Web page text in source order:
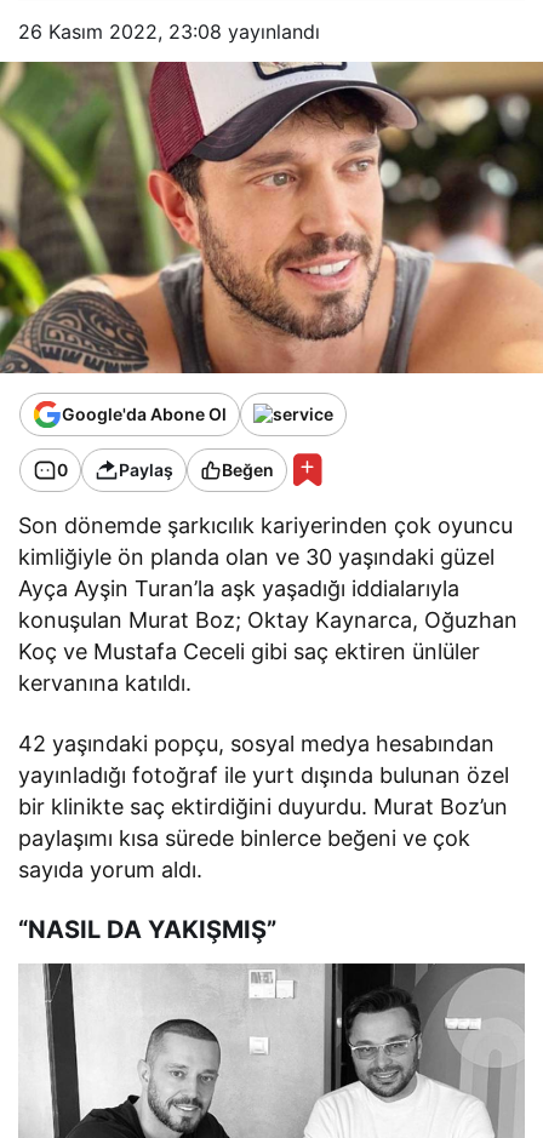
26 Kasım 2022, 23:08 yayınlandı
Google'da Abone Ol
0 Paylaş Beğen
Son dönemde şarkıcılık kariyerinden çok oyuncu
kimliğiyle ön planda olan ve 30 yaşındaki güzel
Ayça Ayşin Turan’la aşk yaşadığı iddialarıyla
konuşulan Murat Boz; Oktay Kaynarca, Oğuzhan
Koç ve Mustafa Ceceli gibi saç ektiren ünlüler
kervanına katıldı.
42 yaşındaki popçu, sosyal medya hesabından
yayınladığı fotoğraf ile yurt dışında bulunan özel
bir klinikte saç ektirdiğini duyurdu. Murat Boz’un
paylaşımı kısa sürede binlerce beğeni ve çok
sayıda yorum aldı.
“NASIL DA YAKIŞMIŞ”